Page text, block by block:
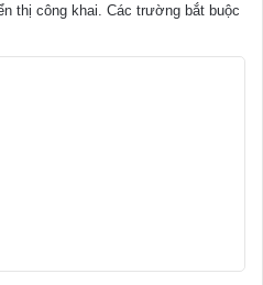
thị công khai. Các trường bắt buộc